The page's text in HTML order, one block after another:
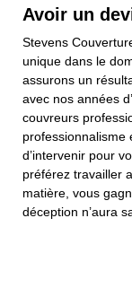
Avoir un
Stevens
unique dans le
assurons un
avec nos années
couvreurs
professionnalisme
d’intervenir pour
préférez travailler
matière, vous
déception n’aura